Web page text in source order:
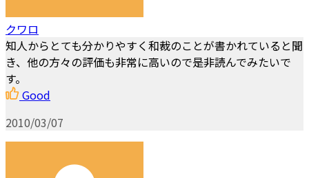
クワロ
知人からとても分かりやすく和裁のことが書かれていると聞
き、他の方々の評価も非常に高いので是非読んでみたいで
す。
Good
2010/03/07